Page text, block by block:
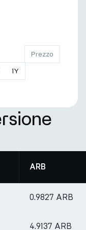
1Y
Prezzo
ARB
0.9827 ARB
4.9137 ARB